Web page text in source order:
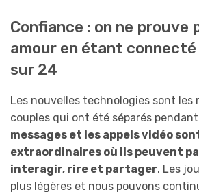
Confiance : on ne prouve
amour en étant
sur 24
Les nouvelles technologies sont les
couples qui ont été séparés
messages et les appels vidéo
extraordinaires où ils peuvent
interagir, rire et partager. Les
plus légères et nous pouvons